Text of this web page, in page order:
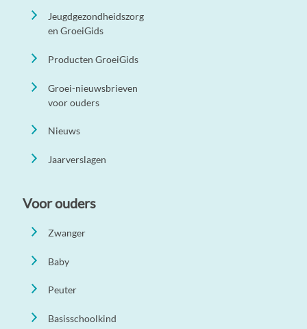
Jeugdgezondheidszorg
en GroeiGids
Producten GroeiGids
Groei-nieuwsbrieven
voor ouders
Nieuws
Jaarverslagen
Voor ouders
Zwanger
Baby
Peuter
Basisschoolkind